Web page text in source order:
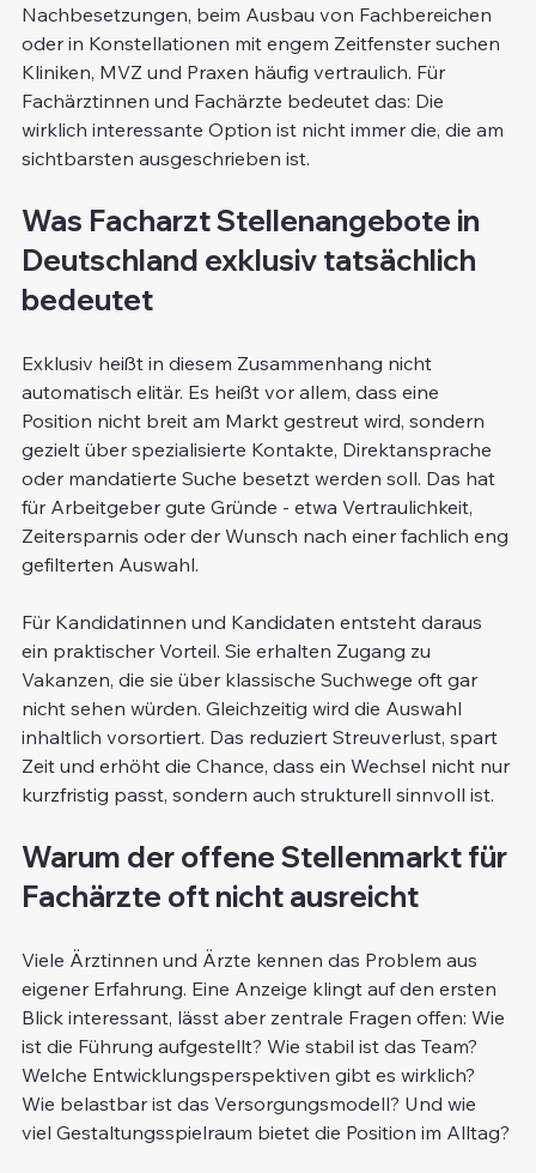
Nachbesetzungen, beim Ausbau von Fachbereichen
oder in Konstellationen mit engem Zeitfenster suchen
Kliniken, MVZ und Praxen häufig vertraulich. Für
Fachärztinnen und Fachärzte bedeutet das: Die
wirklich interessante Option ist nicht immer die, die am
sichtbarsten ausgeschrieben ist.
Was Facharzt Stellenangebote in
Deutschland exklusiv tatsächlich
bedeutet
Exklusiv heißt in diesem Zusammenhang nicht
automatisch elitär. Es heißt vor allem, dass eine
Position nicht breit am Markt gestreut wird, sondern
gezielt über spezialisierte Kontakte, Direktansprache
oder mandatierte Suche besetzt werden soll. Das hat
für Arbeitgeber gute Gründe - etwa Vertraulichkeit,
Zeitersparnis oder der Wunsch nach einer fachlich eng
gefilterten Auswahl.
Für Kandidatinnen und Kandidaten entsteht daraus
ein praktischer Vorteil. Sie erhalten Zugang zu
Vakanzen, die sie über klassische Suchwege oft gar
nicht sehen würden. Gleichzeitig wird die Auswahl
inhaltlich vorsortiert. Das reduziert Streuverlust, spart
Zeit und erhöht die Chance, dass ein Wechsel nicht nur
kurzfristig passt, sondern auch strukturell sinnvoll ist.
Warum der offene Stellenmarkt für
Fachärzte oft nicht ausreicht
Viele Ärztinnen und Ärzte kennen das Problem aus
eigener Erfahrung. Eine Anzeige klingt auf den ersten
Blick interessant, lässt aber zentrale Fragen offen: Wie
ist die Führung aufgestellt? Wie stabil ist das Team?
Welche Entwicklungsperspektiven gibt es wirklich?
Wie belastbar ist das Versorgungsmodell? Und wie
viel Gestaltungsspielraum bietet die Position im Alltag?